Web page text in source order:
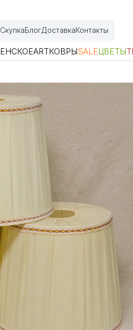
СкупкаБлогДоставкаКонтакты
ARTКОВРЫSALEЦВЕТЫ